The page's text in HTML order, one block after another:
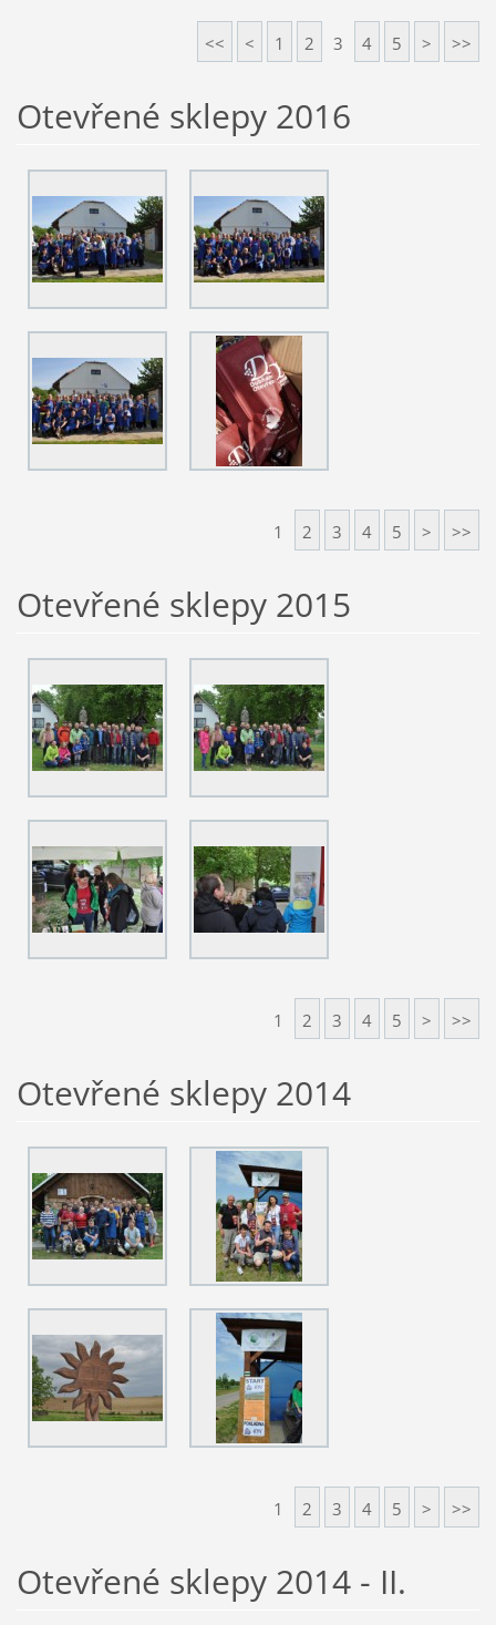
<< < 1 2 3 4 5 > >>
Otevřené sklepy 2016
1 2 3 4 5 > >>
Otevřené sklepy 2015
1 2 3 4 5 > >>
Otevřené sklepy 2014
1 2 3 4 5 > >>
Otevřené sklepy 2014 - II.